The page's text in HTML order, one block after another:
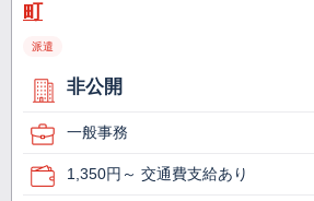
町
派遣
非公開
一般事務
1,350円～ 交通費支給あり